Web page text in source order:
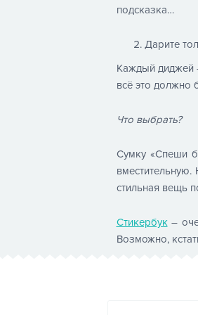
подсказка…
Дарите
Каждый диджей
всё это должно
Что выбрать?
Сумку «Спеши
стильная вещь
Стикербук–
Возможно,